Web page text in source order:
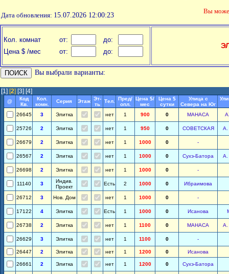
Дата обновления: 15.07.2026 12:00:23
Вы
Кол. комнат от:
до:
Цена $ /мес
от: до:
Вы выбрали варианты:
[1] [2] [3] [4]
@
Код
Кв.
Кол.
комн.
Серия Этаж Эт-
ть
Тел.
Пред/
опл.
Цена $/
мес
Цена $
сутки
Улица с
Севера на Юг
26645 3 Элитка нет 1 900 0 МАНАСА
25726 2 Элитка нет 1 950 0 СОВЕТСКАЯ А.
26679 2 Элитка нет 1 1000 0 -
26567 2 Элитка нет 1 1000 0 Сухэ-Батора А.
26698 2 Элитка нет 1 1000 0 -
11140 3
Индив.
Проект
Есть 2 1000 0 Ибраимова
26712 3 Нов. Дом нет 1 1000 0 -
17122 4 Элитка Есть 1 1000 0 Исанова
26738 2 Элитка нет 1 1100 0 МАНАСА А.
26629 3 Элитка нет 1 1100 0 -
26447 2 Элитка нет 1 1200 0 Исанова
26661 2 Элитка нет 1 1200 0 Сухэ-Батора